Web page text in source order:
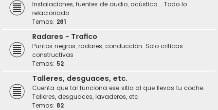
Instalaciones, fuentes de audio, acústica... Todo lo
relacionado
Temas: 281
Radares - Trafico
Puntos negros, radares, conducción. Solo criticas
constructivas
Temas: 52
Talleres, desguaces, etc.
Cuenta que tal funciona ese sitio al que llevas tu coche.
Talleres, desguaces, lavaderos, etc.
Temas: 82